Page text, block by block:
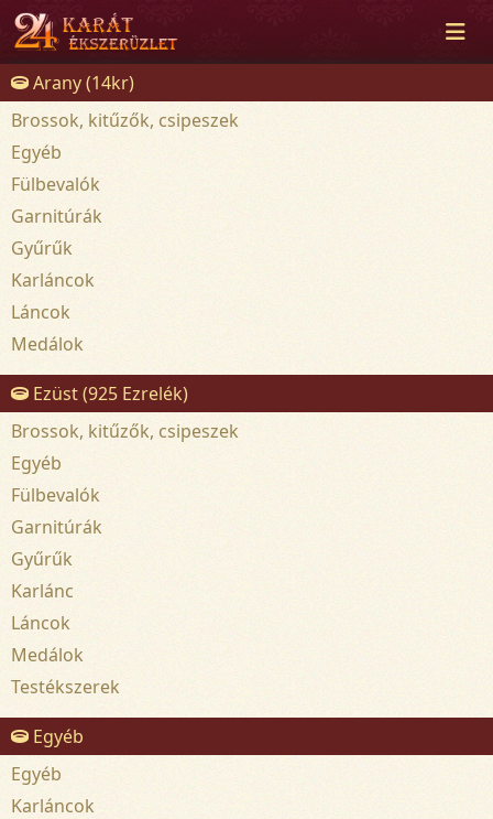
Arany (14kr)
Brossok, kitűzők, csipeszek
Egyéb
Fülbevalók
Garnitúrák
Gyűrűk
Karláncok
Láncok
Medálok
Ezüst (925 Ezrelék)
Brossok, kitűzők, csipeszek
Egyéb
Fülbevalók
Garnitúrák
Gyűrűk
Karlánc
Láncok
Medálok
Testékszerek
Egyéb
Egyéb
Karláncok